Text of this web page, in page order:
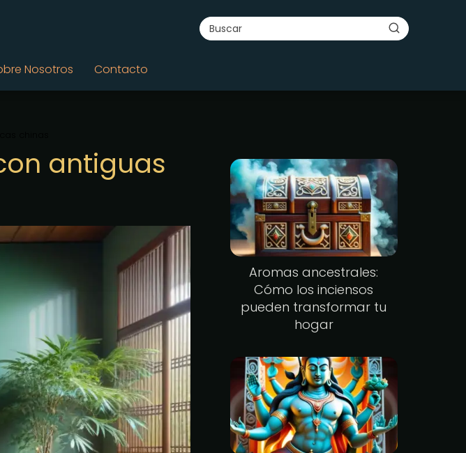
Nosotros Contacto
antiguas
Aromas ancestrales:
Cómo los inciensos
pueden transformar tu
hogar